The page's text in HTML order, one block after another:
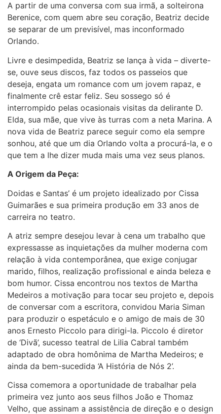
A partir de uma conversa com sua irmã, a solteirona
Berenice, com quem abre seu coração, Beatriz decide
se separar de um previsível, mas inconformado
Orlando.
Livre e desimpedida, Beatriz se lança à vida – diverte-
se, ouve seus discos, faz todos os passeios que
deseja, engata um romance com um jovem rapaz, e
finalmente crê estar feliz. Seu sossego só é
interrompido pelas ocasionais visitas da delirante D.
Elda, sua mãe, que vive às turras com a neta Marina. A
nova vida de Beatriz parece seguir como ela sempre
sonhou, até que um dia Orlando volta a procurá-la, e o
que tem a lhe dizer muda mais uma vez seus planos.
A Origem da Peça:
Doidas e Santas’ é um projeto idealizado por Cissa
Guimarães e sua primeira produção em 33 anos de
carreira no teatro.
A atriz sempre desejou levar à cena um trabalho que
expressasse as inquietações da mulher moderna com
relação à vida contemporânea, que exige conjugar
marido, filhos, realização profissional e ainda beleza e
bom humor. Cissa encontrou nos textos de Martha
Medeiros a motivação para tocar seu projeto e, depois
de conversar com a escritora, convidou Maria Siman
para produzir o espetáculo e o amigo de mais de 30
anos Ernesto Piccolo para dirigi-la. Piccolo é diretor
de ‘Divã’, sucesso teatral de Lilia Cabral também
adaptado de obra homônima de Martha Medeiros; e
ainda da bem-sucedida ‘A História de Nós 2’.
Cissa comemora a oportunidade de trabalhar pela
primeira vez junto aos seus filhos João e Thomaz
Velho, que assinam a assistência de direção e o design